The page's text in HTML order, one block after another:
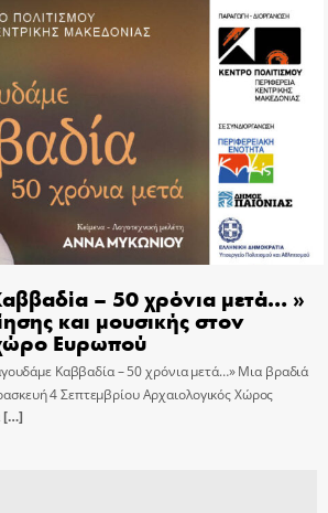
– 50 χρόνια μετά… »
και μουσικής στον
Ευρωπού
Καββαδία – 50 χρόνια μετά…» Μια βραδιά
4 Σεπτεμβρίου Αρχαιολογικός Χώρος
[…]